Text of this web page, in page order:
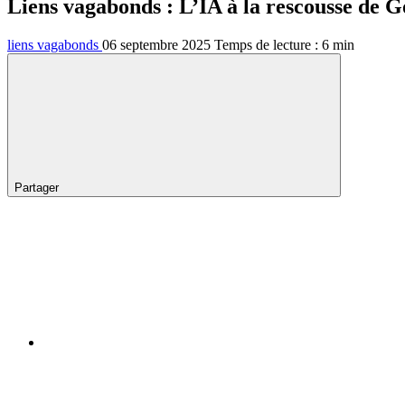
Liens vagabonds : L’IA à la rescousse de
liens vagabonds 06 septembre 2025 Temps de lecture : 6 min
Partager